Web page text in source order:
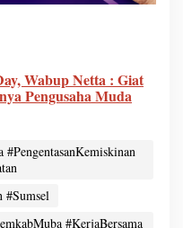
Wabup Netta : Giat
Pengusaha Muda
#Sumsel
#KerjaBersama